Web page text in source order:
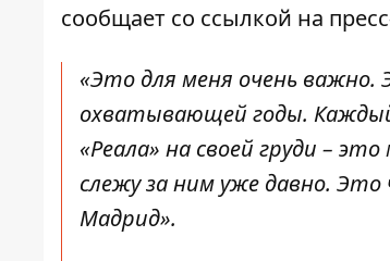
сообщает со ссылкой на
«Это для меня очень важно.
охватывающей годы.
«Реала» на своей груди –
слежу за ним уже давно. Это
Мадрид».